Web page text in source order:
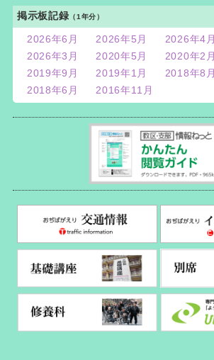
掲示板記録 （1年分）
2026年6月 2026年5月
2026年4月
2026年3月
2020年5月
2020年2月
2019年9月
2019年1月
2018年8月
2018年6月
2016年11月